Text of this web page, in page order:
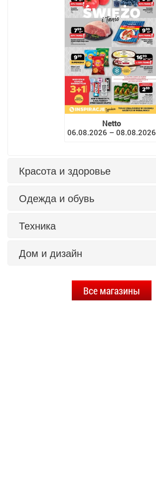
Netto
06.08.2026 – 08.08.2026
Красота и здоровье
Одежда и обувь
Техника
Дом и дизайн
Все магазины